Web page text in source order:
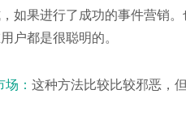
如果进行了成功的事件营销
户都是很聪明的。
： 这种方法比较比较邪恶，